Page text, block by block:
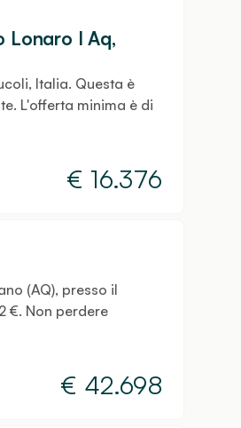
Lonaro I Aq,
Italia. Questa è
L'offerta minima è di
€ 16.376
(AQ), presso il
€. Non perdere
€ 42.698